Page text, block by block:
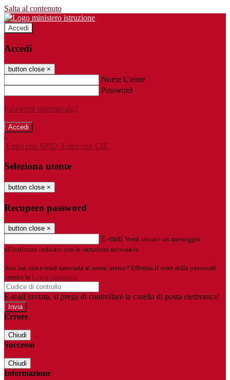
Salta al contenuto
Accedi
Accedi
button close ×
Nome Utente
Password
Password dimenticata?
-
Entra con SPID Entra con CIE
Seleziona utente
button close ×
Recupero password
button close ×
E-mail Verrà inviato un messaggio
all'indirizzo indicato con le istruzioni necessarie.
Non hai una e-mail associata al nome utente? Effettua il reset della password
tramite la Login Spaggiari
E-mail inviata, si prega di controllare la casella di posta elettronica!
Errore
Chiudi
Successo
Chiudi
Informazione